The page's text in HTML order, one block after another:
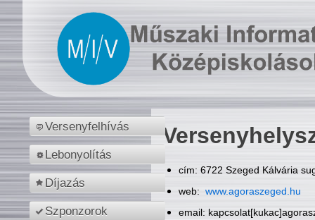
Versenyfelhívás
Lebonyolítás
Díjazás
Szponzorok
cím: 6722 Szeged Kálvária
web: www.agoraszeged.hu
email: